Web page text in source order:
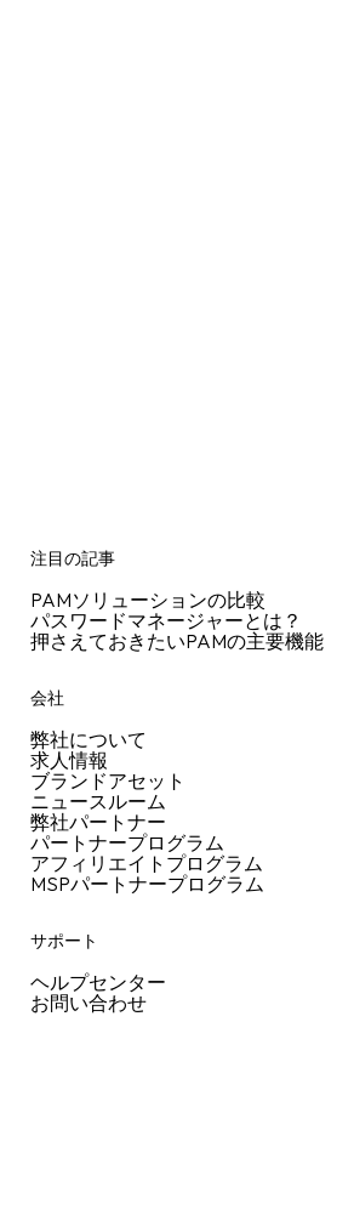
注目の記事
PAMソリューションの比較
パスワードマネージャーとは？
押さえておきたいPAMの主要機能
会社
弊社について
求人情報
ブランドアセット
ニュースルーム
弊社パートナー
パートナープログラム
アフィリエイトプログラム
MSPパートナープログラム
サポート
ヘルプセンター
お問い合わせ